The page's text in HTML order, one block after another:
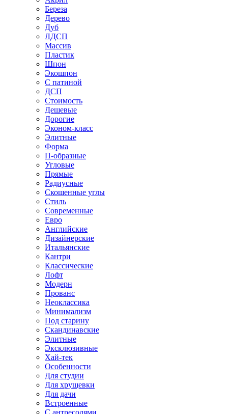
Береза
Дерево
Дуб
ЛДСП
Массив
Пластик
Шпон
Экошпон
С патиной
ДСП
Стоимость
Дешевые
Дорогие
Эконом-класс
Элитные
Форма
П-образные
Угловые
Прямые
Радиусные
Скошенные углы
Стиль
Современные
Евро
Английские
Дизайнерские
Итальянские
Кантри
Классические
Лофт
Модерн
Прованс
Неоклассика
Минимализм
Под старину
Скандинавские
Элитные
Эксклюзивные
Хай-тек
Особенности
Для студии
Для хрущевки
Для дачи
Встроенные
С антресолями